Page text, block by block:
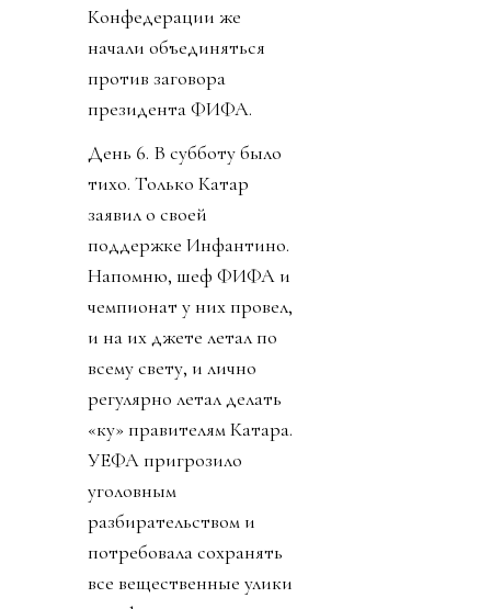
Конфедерации же
начали объединяться
против заговора
президента ФИФА.
День 6. В субботу было
тихо. Только Катар
заявил о своей
поддержке Инфантино.
Напомню, шеф ФИФА и
чемпионат у них провел,
и на их джете летал по
всему свету, и лично
регулярно летал делать
«ку» правителям Катара.
УЕФА пригрозило
уголовным
разбирательством и
потребовала сохранять
все вещественные улики